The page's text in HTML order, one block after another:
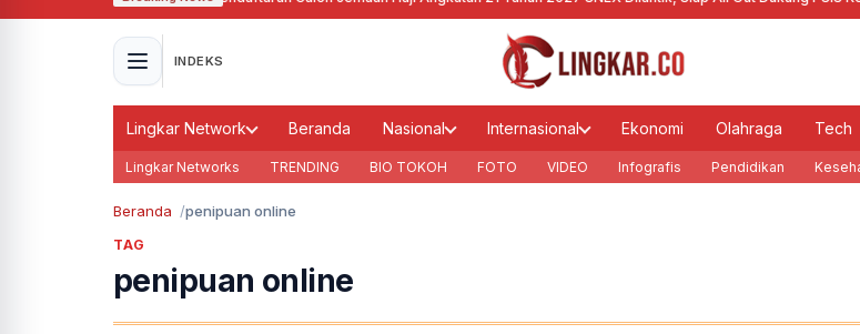
INDEKS
Lingkar Network Beranda Nasional Internasional Ekonomi Olahraga Tech
Lingkar Networks TRENDING BIO TOKOH FOTO VIDEO Infografis Pendidikan
Beranda penipuan online
TAG
penipuan online